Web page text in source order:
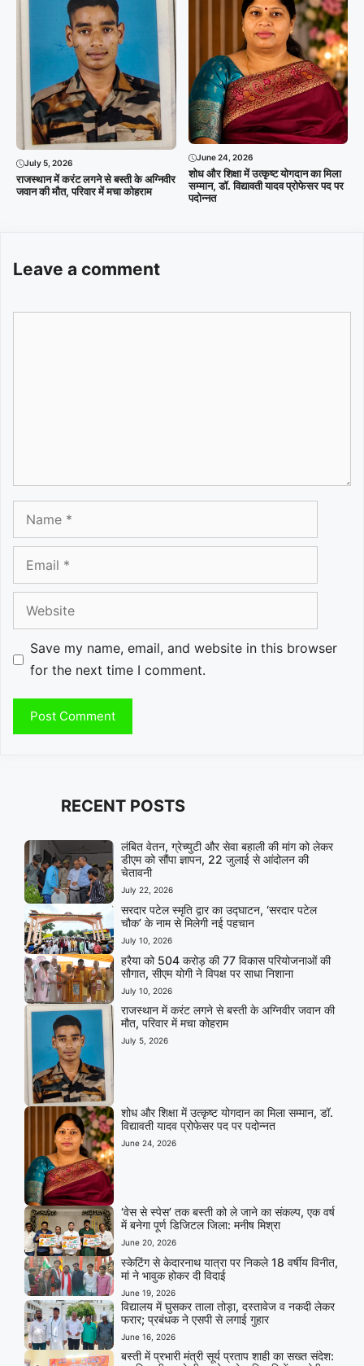
July 5, 2026
राजस्थान में करंट लगने से बस्ती के अग्निवीर
जवान की मौत, परिवार में मचा कोहराम
June 24, 2026
शोध और शिक्षा में उत्कृष्ट योगदान का मिला
सम्मान, डॉ. विद्यावती यादव प्रोफेसर पद पर
पदोन्नत
Leave a comment
Name
Email
Website
Save my name, email, and website in this browser
for the next time I comment.
RECENT POSTS
लंबित वेतन, ग्रेच्युटी और सेवा बहाली की मांग को लेकर
डीएम को सौंपा ज्ञापन, 22 जुलाई से आंदोलन की
चेतावनी
July 22, 2026
सरदार पटेल स्मृति द्वार का उद्घाटन, ‘सरदार पटेल
चौक’ के नाम से मिलेगी नई पहचान
July 10, 2026
हरैया को 504 करोड़ की 77 विकास परियोजनाओं की
सौगात, सीएम योगी ने विपक्ष पर साधा निशाना
July 10, 2026
राजस्थान में करंट लगने से बस्ती के अग्निवीर जवान की
मौत, परिवार में मचा कोहराम
July 5, 2026
शोध और शिक्षा में उत्कृष्ट योगदान का मिला सम्मान, डॉ.
विद्यावती यादव प्रोफेसर पद पर पदोन्नत
June 24, 2026
‘वेस से स्पेस’ तक बस्ती को ले जाने का संकल्प, एक वर्ष
में बनेगा पूर्ण डिजिटल जिला: मनीष मिश्रा
June 20, 2026
स्केटिंग से केदारनाथ यात्रा पर निकले 18 वर्षीय विनीत,
मां ने भावुक होकर दी विदाई
June 19, 2026
विद्यालय में घुसकर ताला तोड़ा, दस्तावेज व नकदी लेकर
फरार; प्रबंधक ने एसपी से लगाई गुहार
June 16, 2026
बस्ती में प्रभारी मंत्री सूर्य प्रताप शाही का सख्त संदेश: